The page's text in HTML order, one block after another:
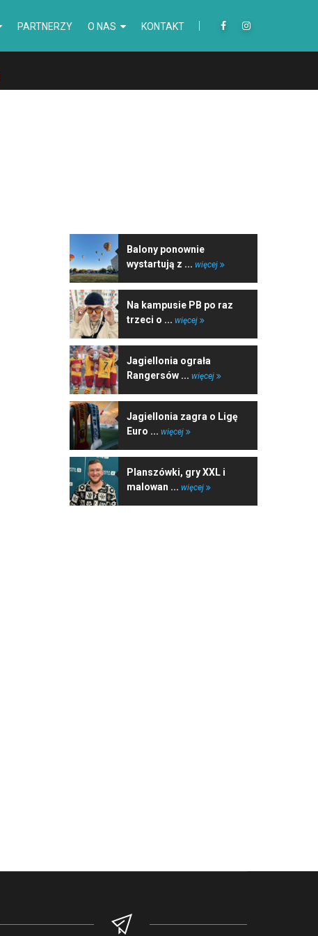
PARTNERZY O NAS KONTAKT
Balony ponownie
wystartują z ... więcej
Na kampusie PB po raz
trzeci o ... więcej
Jagiellonia ograła
Rangersów ... więcej
Jagiellonia zagra o Ligę
Euro ... więcej
Planszówki, gry XXL i
malowan ... więcej